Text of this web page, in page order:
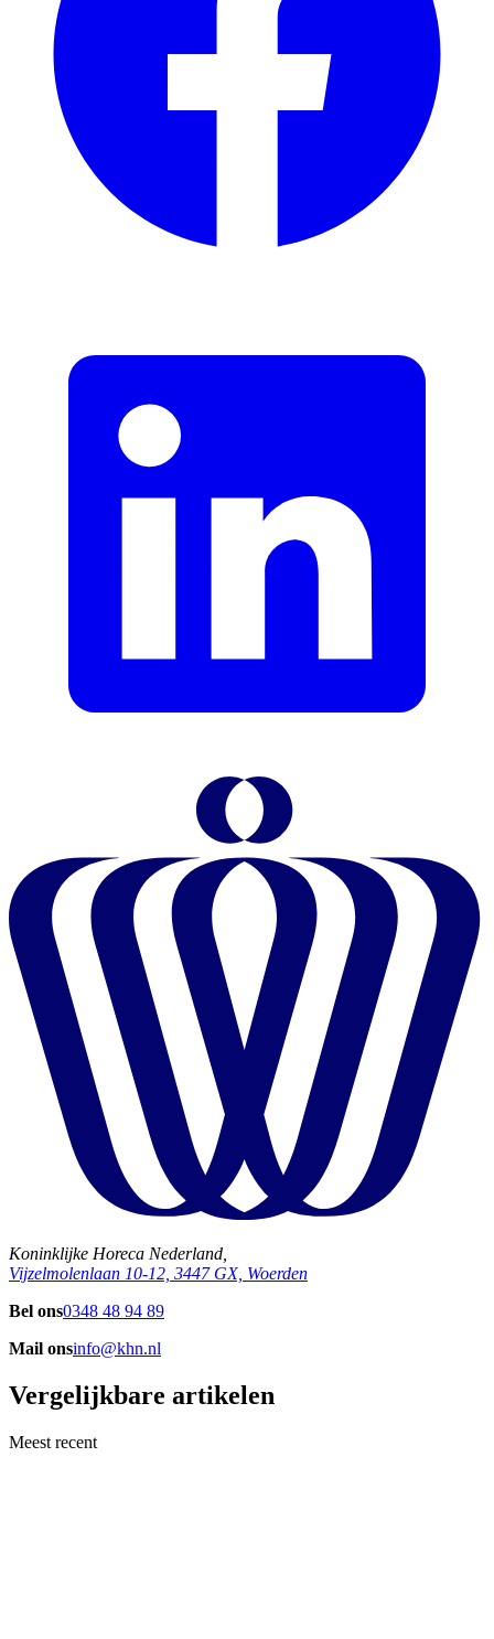
Koninklijke Horeca Nederland,
Vijzelmolenlaan 10-12, 3447 GX, Woerden
Bel ons0348 48 94 89
Mail onsinfo@khn.nl
Vergelijkbare artikelen
Meest recent